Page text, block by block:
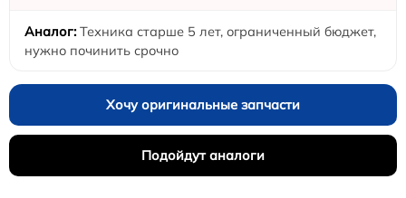
Техника старше 5 лет, ограниченный бюджет,
нужно починить срочно
Хочу оригинальные запчасти
Подойдут аналоги